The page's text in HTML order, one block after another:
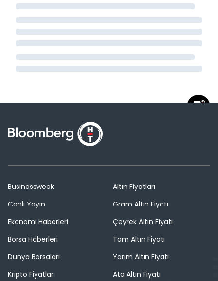
Businessweek
Canlı Yayın
Ekonomi Haberleri
Borsa Haberleri
Dünya Borsaları
Kripto Fiyatları
Altın Fiyatları
Gram Altın Fiyatı
Çeyrek Altın Fiyatı
Tam Altın Fiyatı
Yarım Altın Fiyatı
Ata Altın Fiyatı